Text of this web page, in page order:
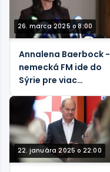
26. marca 2025 o 8:00
Annalena Baerbock -
nemecká FM ide do
Sýrie pre viac
22. januára 2025 o 22:00